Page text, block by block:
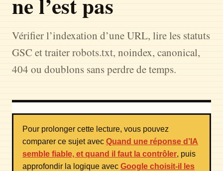
Vérifier l’indexation d’une URL, lire les statuts
GSC et traiter robots.txt, noindex, canonical,
404 ou doublons sans perdre de temps.
Pour prolonger cette lecture, vous pouvez
comparer ce sujet avec Quand une réponse d’IA
semble fiable, et quand il faut la contrôler, puis
approfondir la logique avec Google choisit-il les